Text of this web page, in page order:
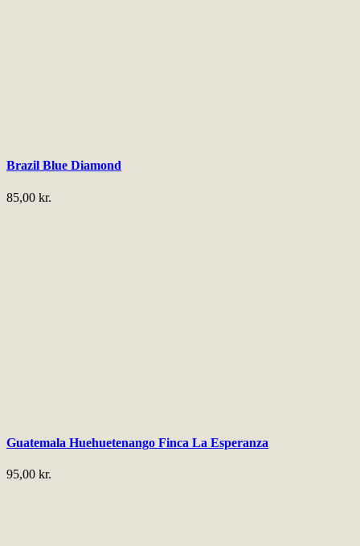
Brazil Blue Diamond
85,00 kr.
Guatemala Huehuetenango Finca La Esperanza
95,00 kr.